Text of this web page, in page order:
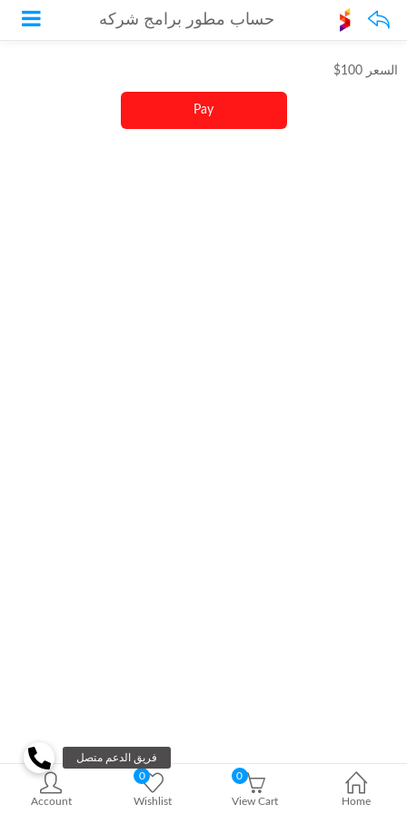
حساب مطور برامج شركه
Home
0
View Cart
0
Wishlist
Account
السعر 100$
Pay